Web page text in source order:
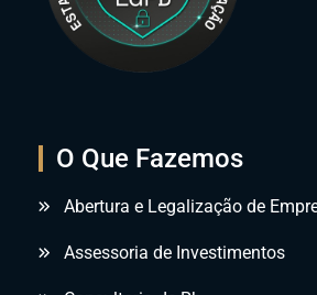
O Que Fazemos
Abertura e Legalização de
Assessoria de Investimentos